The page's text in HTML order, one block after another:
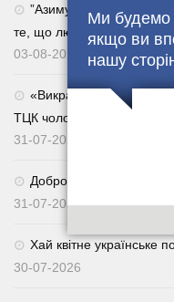
Ми будемо
якщо ви
нашу
⁨”Азимут”, головний
те, що люди все активніше
03-08-2026
«Викрадатиму їхніх
ТЦК чоловік отримав
31-07-2026
Добровільне
31-07-2026
Хай квітне
30-07-2026